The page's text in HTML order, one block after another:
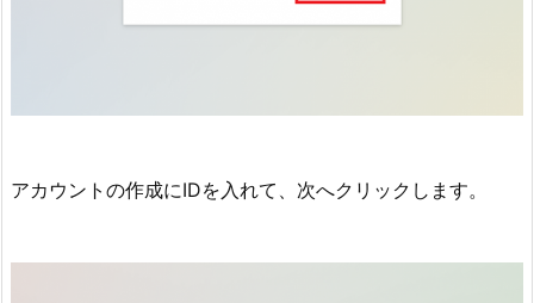
アカウントの作成にIDを入れて、次へクリックします。